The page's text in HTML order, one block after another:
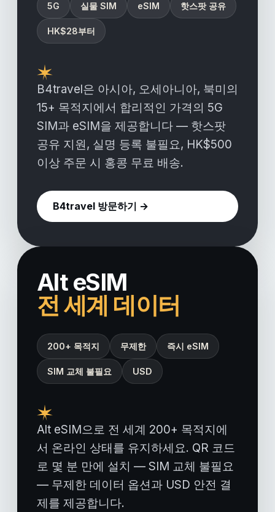
5G 실물 SIM eSIM 핫스팟 공유
HK$28부터
B4travel은 아시아, 오세아니아, 북미의
15+ 목적지에서 합리적인 가격의 5G
SIM과 eSIM을 제공합니다 — 핫스팟
공유 지원, 실명 등록 불필요, HK$500
이상 주문 시 홍콩 무료 배송.
B4travel 방문하기 →
Alt eSIM
전 세계 데이터
200+ 목적지 무제한 즉시 eSIM
SIM 교체 불필요 USD
Alt eSIM으로 전 세계 200+ 목적지에
서 온라인 상태를 유지하세요. QR 코드
로 몇 분 만에 설치 — SIM 교체 불필요
— 무제한 데이터 옵션과 USD 안전 결
제를 제공합니다.